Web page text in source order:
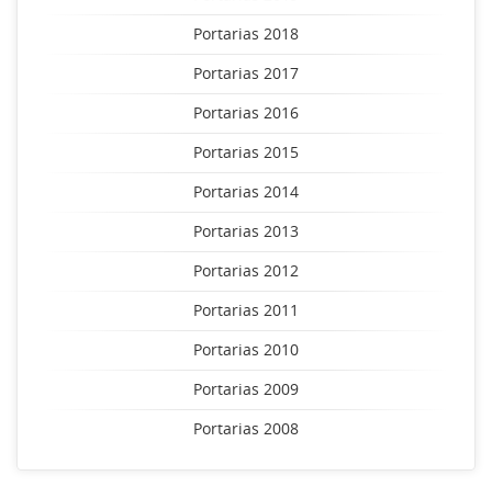
Portarias 2018
Portarias 2017
Portarias 2016
Portarias 2015
Portarias 2014
Portarias 2013
Portarias 2012
Portarias 2011
Portarias 2010
Portarias 2009
Portarias 2008